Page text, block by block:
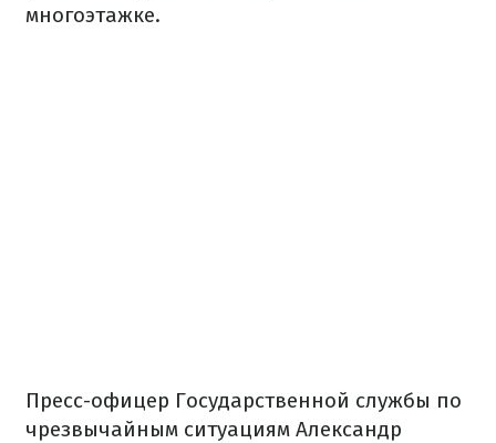
многоэтажке.
Пресс-офицер Государственной службы по
чрезвычайным ситуациям Александр